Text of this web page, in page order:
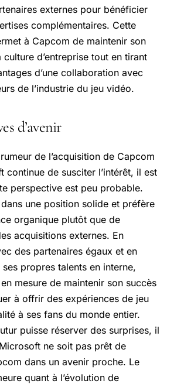
externes pour bénéficier
complémentaires. Cette
à Capcom de maintenir son
culture d’entreprise tout en tirant
d’une collaboration avec
de l’industrie du jeu vidéo.
d’avenir
de l’acquisition de Capcom
continue de susciter l’intérêt, il est
perspective est peu probable.
une position solide et préfère
organique plutôt que de
acquisitions externes. En
des partenaires égaux et en
propres talents en interne,
mesure de maintenir son succès
à offrir des expériences de jeu
à ses fans du monde entier.
puisse réserver des surprises, il
ne soit pas prêt de
dans un avenir proche. Le
quant à l’évolution de